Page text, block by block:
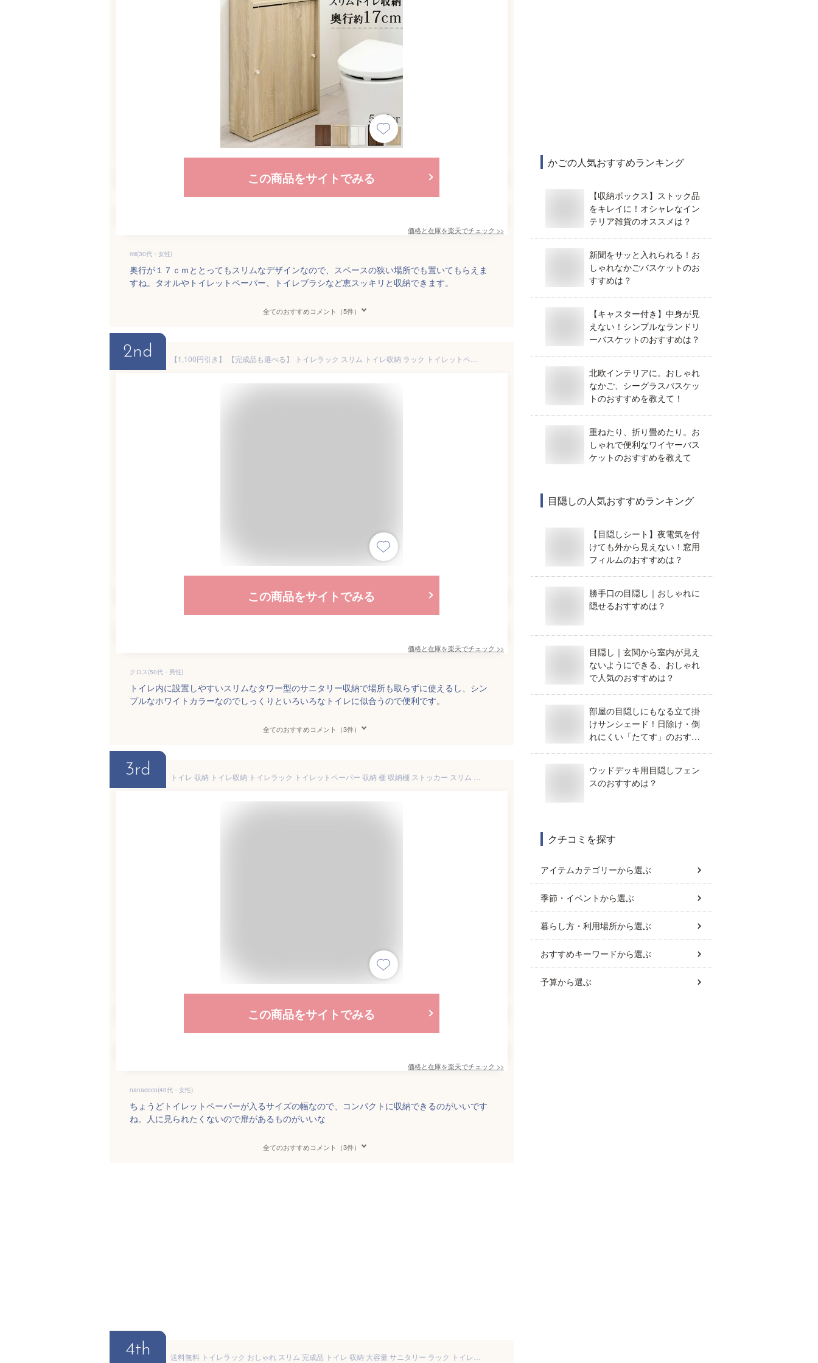
この商品をサイトでみる
価格と在庫を楽天でチェック >>
mii(30代・女性)
奥行が１７ｃｍととってもスリムなデザインなので、スペースの狭い場所でも置いてもらえま
すね。タオルやトイレットペーパー、トイレブラシなど恵スッキリと収納できます。
全てのおすすめコメント（5件）
2nd
この商品をサイトでみる
価格と在庫を楽天でチェック >>
クロス(50代・男性)
トイレ内に設置しやすいスリムなタワー型のサニタリー収納で場所も取らずに使えるし、シン
プルなホワイトカラーなのでしっくりといろいろなトイレに似合うので便利です。
全てのおすすめコメント（3件）
3rd
この商品をサイトでみる
価格と在庫を楽天でチェック >>
nanacoco(40代・女性)
ちょうどトイレットペーパーが入るサイズの幅なので、コンパクトに収納できるのがいいです
ね。人に見られたくないので扉があるものがいいな
全てのおすすめコメント（3件）
4th
かごの人気おすすめランキング
【収納ボックス】ストック品
をキレイに！オシャレなイン
テリア雑貨のオススメは？
新聞をサッと入れられる！お
しゃれなかごバスケットのお
すすめは？
【キャスター付き】中身が見
えない！シンプルなランドリ
ーバスケットのおすすめは？
北欧インテリアに。おしゃれ
なかご、シーグラスバスケッ
トのおすすめを教えて！
重ねたり、折り畳めたり。お
しゃれで便利なワイヤーバス
ケットのおすすめを教えて
目隠しの人気おすすめランキング
【目隠しシート】夜電気を付
けても外から見えない！窓用
フィルムのおすすめは？
勝手口の目隠し｜おしゃれに
隠せるおすすめは？
目隠し｜玄関から室内が見え
ないようにできる、おしゃれ
で人気のおすすめは？
部屋の目隠しにもなる立て掛
けサンシェード！日除け・倒
れにくい「たてす」のおすす
ウッドデッキ用目隠しフェン
スのおすすめは？
クチコミを探す
アイテムカテゴリーから選ぶ
季節・イベントから選ぶ
暮らし方・利用場所から選ぶ
おすすめキーワードから選ぶ
予算から選ぶ